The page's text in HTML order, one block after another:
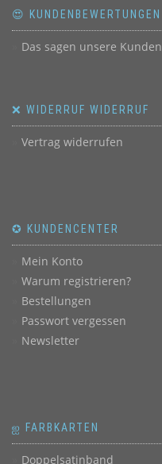
😍 KUNDENBEWERTUNGEN
Das sagen unsere Kunden
❌ WIDERRUF WIDERRUF
Vertrag widerrufen
✪ KUNDENCENTER
Mein Konto
Warum registrieren?
Bestellungen
Passwort vergessen
Newsletter
ஐ FARBKARTEN
Doppelsatinband